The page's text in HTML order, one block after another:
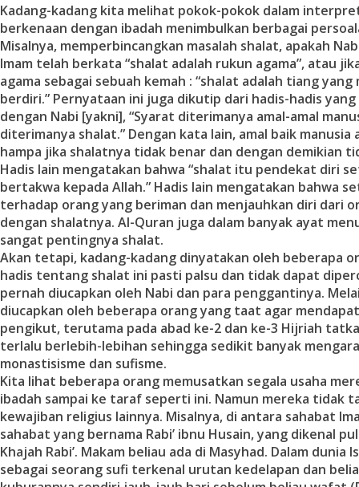
Kadang-kadang kita melihat pokok-pokok dalam
berkenaan dengan ibadah menimbulkan berbagai
Misalnya, memperbincangkan masalah shalat, apakah
Imam telah berkata “shalat adalah rukun agama”, atau
agama sebagai sebuah kemah : “shalat adalah tiang yang
berdiri.” Pernyataan ini juga dikutip dari hadis-hadis
dengan Nabi [yakni], “Syarat diterimanya amal-amal
diterimanya shalat.” Dengan kata lain, amal baik manusia
hampa jika shalatnya tidak benar dan dengan demikian
Hadis lain mengatakan bahwa “shalat itu pendekat diri
bertakwa kepada Allah.” Hadis lain mengatakan bahwa
terhadap orang yang beriman dan menjauhkan diri dari
dengan shalatnya. Al-Quran juga dalam banyak ayat
sangat pentingnya shalat.
Akan tetapi, kadang-kadang dinyatakan oleh beberapa
hadis tentang shalat ini pasti palsu dan tidak dapat
pernah diucapkan oleh Nabi dan para penggantinya.
diucapkan oleh beberapa orang yang taat agar
pengikut, terutama pada abad ke-2 dan ke-3 Hijriah
terlalu berlebih-lebihan sehingga sedikit banyak
monastisisme dan sufisme.
Kita lihat beberapa orang memusatkan segala usaha
ibadah sampai ke taraf seperti ini. Namun mereka tidak
kewajiban religius lainnya. Misalnya, di antara sahabat
sahabat yang bernama Rabi’ ibnu Husain, yang dikenal
Khajah Rabi’. Makam beliau ada di Masyhad. Dalam dunia
sebagai seorang sufi terkenal urutan kedelapan dan